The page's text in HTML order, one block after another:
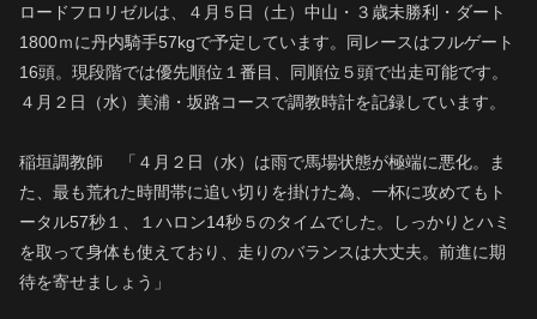
ロードフロリゼルは、４月５日（土）中山・３歳未勝利・ダート
1800ｍに丹内騎手57kgで予定しています。同レースはフルゲート
16頭。現段階では優先順位１番目、同順位５頭で出走可能です。
４月２日（水）美浦・坂路コースで調教時計を記録しています。
稲垣調教師 「４月２日（水）は雨で馬場状態が極端に悪化。ま
た、最も荒れた時間帯に追い切りを掛けた為、一杯に攻めてもト
ータル57秒１、１ハロン14秒５のタイムでした。しっかりとハミ
を取って身体も使えており、走りのバランスは大丈夫。前進に期
待を寄せましょう」